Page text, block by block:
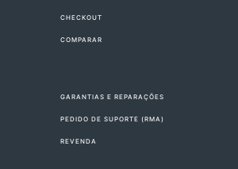
CHECKOUT
COMPARAR
GARANTIAS E REPARAÇÕES
PEDIDO DE SUPORTE (RMA)
REVENDA